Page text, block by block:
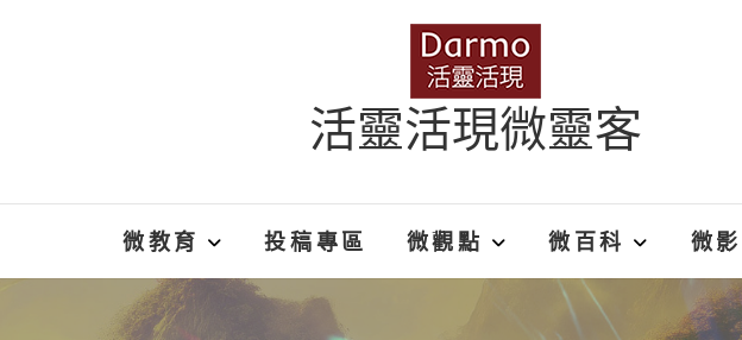
活靈活現微靈客
微教育 投稿專區 微觀點 微百科 微